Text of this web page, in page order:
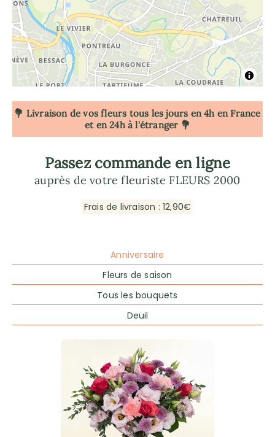
💐 Livraison de vos fleurs tous les jours en 4h en France
et en 24h à l'étranger 💐
Passez commande en ligne
auprès de votre fleuriste FLEURS 2000
Frais de livraison : 12,90€
Anniversaire
Fleurs de saison
Tous les bouquets
Deuil